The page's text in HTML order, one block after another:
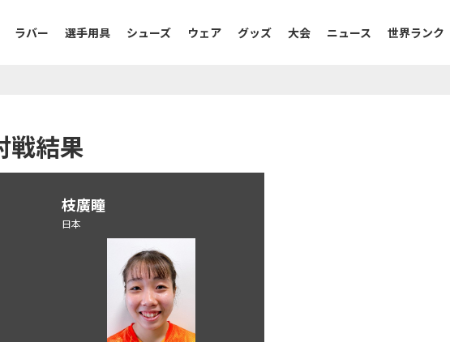
ラバー 選手用具 シューズ ウェア グッズ 大会 ニュース 世界ランク
戦結果
枝廣瞳
日本